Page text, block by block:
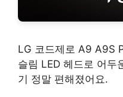
LG 코드제로 A9 A9S
슬림 LED 헤드로 어두
기 정말 편해졌어요.